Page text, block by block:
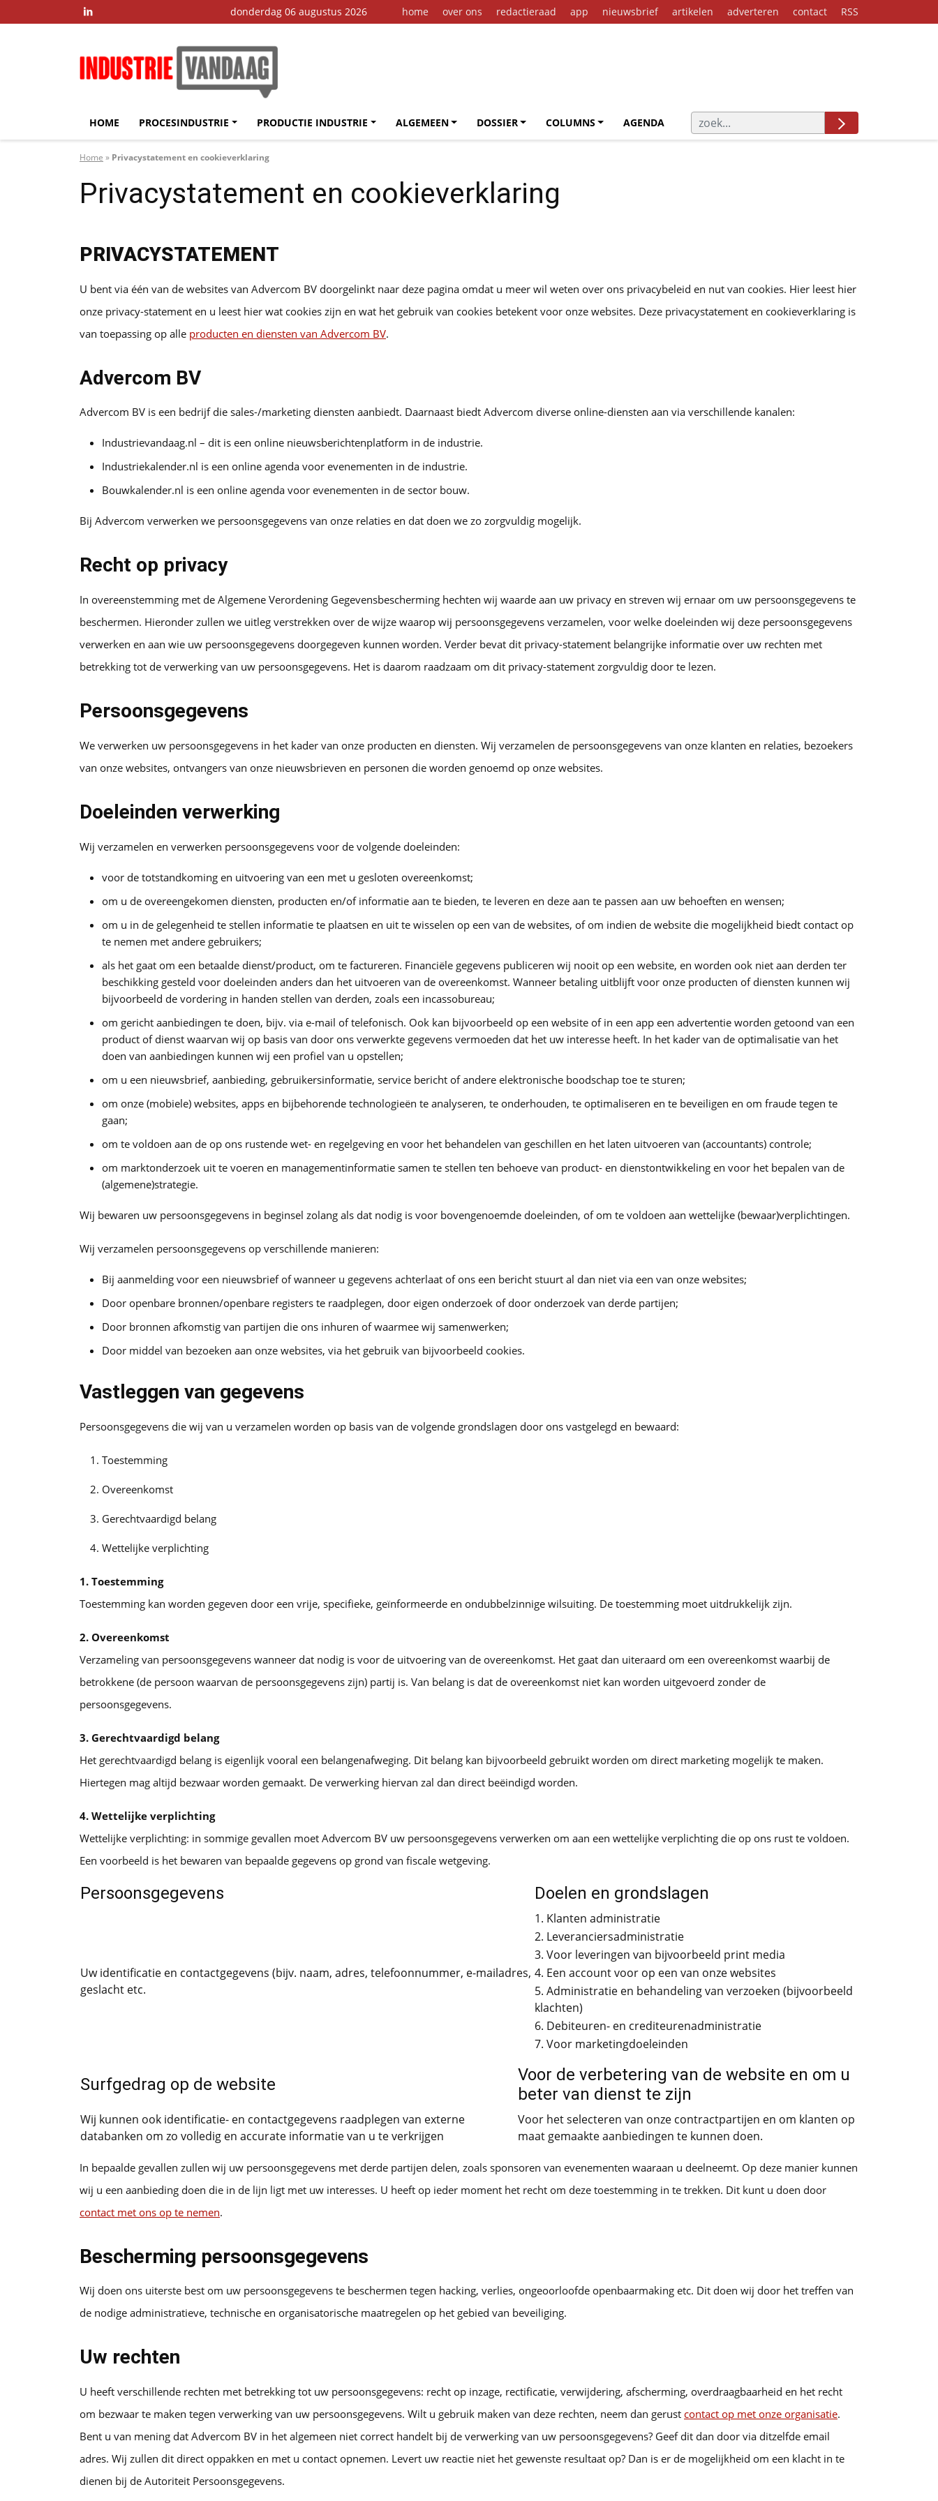
 donderdag 06 augustus 2026 home over ons redactieraad app nieuwsbrief artikelen adverteren contact RSS
HOME PROCESINDUSTRIE PRODUCTIE INDUSTRIE ALGEMEEN DOSSIER COLUMNS AGENDA
Home » Privacystatement en cookieverklaring
Privacystatement en cookieverklaring
PRIVACYSTATEMENT
U bent via één van de websites van Advercom BV doorgelinkt naar deze pagina omdat u meer wil weten over ons privacybeleid en nut van cookies. Hier leest hier
onze privacy-statement en u leest hier wat cookies zijn en wat het gebruik van cookies betekent voor onze websites. Deze privacystatement en cookieverklaring is
van toepassing op alle producten en diensten van Advercom BV.
Advercom BV
Advercom BV is een bedrijf die sales-/marketing diensten aanbiedt. Daarnaast biedt Advercom diverse online-diensten aan via verschillende kanalen:
Industrievandaag.nl – dit is een online nieuwsberichtenplatform in de industrie.
Industriekalender.nl is een online agenda voor evenementen in de industrie.
Bouwkalender.nl is een online agenda voor evenementen in de sector bouw.
Bij Advercom verwerken we persoonsgegevens van onze relaties en dat doen we zo zorgvuldig mogelijk.
Recht op privacy
In overeenstemming met de Algemene Verordening Gegevensbescherming hechten wij waarde aan uw privacy en streven wij ernaar om uw persoonsgegevens te
beschermen. Hieronder zullen we uitleg verstrekken over de wijze waarop wij persoonsgegevens verzamelen, voor welke doeleinden wij deze persoonsgegevens
verwerken en aan wie uw persoonsgegevens doorgegeven kunnen worden. Verder bevat dit privacy-statement belangrijke informatie over uw rechten met
betrekking tot de verwerking van uw persoonsgegevens. Het is daarom raadzaam om dit privacy-statement zorgvuldig door te lezen.
Persoonsgegevens
We verwerken uw persoonsgegevens in het kader van onze producten en diensten. Wij verzamelen de persoonsgegevens van onze klanten en relaties, bezoekers
van onze websites, ontvangers van onze nieuwsbrieven en personen die worden genoemd op onze websites.
Doeleinden verwerking
Wij verzamelen en verwerken persoonsgegevens voor de volgende doeleinden:
voor de totstandkoming en uitvoering van een met u gesloten overeenkomst;
om u de overeengekomen diensten, producten en/of informatie aan te bieden, te leveren en deze aan te passen aan uw behoeften en wensen;
om u in de gelegenheid te stellen informatie te plaatsen en uit te wisselen op een van de websites, of om indien de website die mogelijkheid biedt contact op
te nemen met andere gebruikers;
als het gaat om een betaalde dienst/product, om te factureren. Financiële gegevens publiceren wij nooit op een website, en worden ook niet aan derden ter
beschikking gesteld voor doeleinden anders dan het uitvoeren van de overeenkomst. Wanneer betaling uitblijft voor onze producten of diensten kunnen wij
bijvoorbeeld de vordering in handen stellen van derden, zoals een incassobureau;
om gericht aanbiedingen te doen, bijv. via e-mail of telefonisch. Ook kan bijvoorbeeld op een website of in een app een advertentie worden getoond van een
product of dienst waarvan wij op basis van door ons verwerkte gegevens vermoeden dat het uw interesse heeft. In het kader van de optimalisatie van het
doen van aanbiedingen kunnen wij een profiel van u opstellen;
om u een nieuwsbrief, aanbieding, gebruikersinformatie, service bericht of andere elektronische boodschap toe te sturen;
om onze (mobiele) websites, apps en bijbehorende technologieën te analyseren, te onderhouden, te optimaliseren en te beveiligen en om fraude tegen te
gaan;
om te voldoen aan de op ons rustende wet- en regelgeving en voor het behandelen van geschillen en het laten uitvoeren van (accountants) controle;
om marktonderzoek uit te voeren en managementinformatie samen te stellen ten behoeve van product- en dienstontwikkeling en voor het bepalen van de
(algemene)strategie.
Wij bewaren uw persoonsgegevens in beginsel zolang als dat nodig is voor bovengenoemde doeleinden, of om te voldoen aan wettelijke (bewaar)verplichtingen.
Wij verzamelen persoonsgegevens op verschillende manieren:
Bij aanmelding voor een nieuwsbrief of wanneer u gegevens achterlaat of ons een bericht stuurt al dan niet via een van onze websites;
Door openbare bronnen/openbare registers te raadplegen, door eigen onderzoek of door onderzoek van derde partijen;
Door bronnen afkomstig van partijen die ons inhuren of waarmee wij samenwerken;
Door middel van bezoeken aan onze websites, via het gebruik van bijvoorbeeld cookies.
Vastleggen van gegevens
Persoonsgegevens die wij van u verzamelen worden op basis van de volgende grondslagen door ons vastgelegd en bewaard:
Toestemming
Overeenkomst
Gerechtvaardigd belang
Wettelijke verplichting
1. Toestemming
Toestemming kan worden gegeven door een vrije, specifieke, geïnformeerde en ondubbelzinnige wilsuiting. De toestemming moet uitdrukkelijk zijn.
2. Overeenkomst
Verzameling van persoonsgegevens wanneer dat nodig is voor de uitvoering van de overeenkomst. Het gaat dan uiteraard om een overeenkomst waarbij de
betrokkene (de persoon waarvan de persoonsgegevens zijn) partij is. Van belang is dat de overeenkomst niet kan worden uitgevoerd zonder de
persoonsgegevens.
3. Gerechtvaardigd belang
Het gerechtvaardigd belang is eigenlijk vooral een belangenafweging. Dit belang kan bijvoorbeeld gebruikt worden om direct marketing mogelijk te maken.
Hiertegen mag altijd bezwaar worden gemaakt. De verwerking hiervan zal dan direct beëindigd worden.
4. Wettelijke verplichting
Wettelijke verplichting: in sommige gevallen moet Advercom BV uw persoonsgegevens verwerken om aan een wettelijke verplichting die op ons rust te voldoen.
Een voorbeeld is het bewaren van bepaalde gegevens op grond van fiscale wetgeving.
Persoonsgegevens Doelen en grondslagen
Uw identificatie en contactgegevens (bijv. naam, adres, telefoonnummer, e-mailadres,
geslacht etc.
1. Klanten administratie
2. Leveranciersadministratie
3. Voor leveringen van bijvoorbeeld print media
4. Een account voor op een van onze websites
5. Administratie en behandeling van verzoeken (bijvoorbeeld
klachten)
6. Debiteuren- en crediteurenadministratie
7. Voor marketingdoeleinden
Surfgedrag op de website
Voor de verbetering van de website en om u
beter van dienst te zijn
Wij kunnen ook identificatie- en contactgegevens raadplegen van externe
databanken om zo volledig en accurate informatie van u te verkrijgen
Voor het selecteren van onze contractpartijen en om klanten op
maat gemaakte aanbiedingen te kunnen doen.
In bepaalde gevallen zullen wij uw persoonsgegevens met derde partijen delen, zoals sponsoren van evenementen waaraan u deelneemt. Op deze manier kunnen
wij u een aanbieding doen die in de lijn ligt met uw interesses. U heeft op ieder moment het recht om deze toestemming in te trekken. Dit kunt u doen door
contact met ons op te nemen.
Bescherming persoonsgegevens
Wij doen ons uiterste best om uw persoonsgegevens te beschermen tegen hacking, verlies, ongeoorloofde openbaarmaking etc. Dit doen wij door het treffen van
de nodige administratieve, technische en organisatorische maatregelen op het gebied van beveiliging.
Uw rechten
U heeft verschillende rechten met betrekking tot uw persoonsgegevens: recht op inzage, rectificatie, verwijdering, afscherming, overdraagbaarheid en het recht
om bezwaar te maken tegen verwerking van uw persoonsgegevens. Wilt u gebruik maken van deze rechten, neem dan gerust contact op met onze organisatie.
Bent u van mening dat Advercom BV in het algemeen niet correct handelt bij de verwerking van uw persoonsgegevens? Geef dit dan door via ditzelfde email
adres. Wij zullen dit direct oppakken en met u contact opnemen. Levert uw reactie niet het gewenste resultaat op? Dan is er de mogelijkheid om een klacht in te
dienen bij de Autoriteit Persoonsgegevens.